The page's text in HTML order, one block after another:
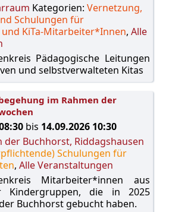
Kategorien: Vernetzung,
Schulungen für
KiTa-Mitarbeiter*Innen, Alle
Pädagogische Leitungen
und selbstverwalteten Kitas
im Rahmen der
bis 14.09.2026 10:30
der Buchhorst, Riddagshausen
Schulungen für
, Alle Veranstaltungen
Mitarbeiter*innen aus
Kindergruppen, die in 2025
Buchhorst gebucht haben.